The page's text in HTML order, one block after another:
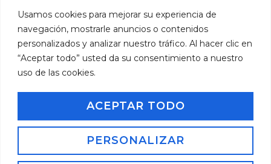
Usamos cookies para mejorar su experiencia de
navegación, mostrarle anuncios o contenidos
personalizados y analizar nuestro tráfico. Al hacer clic en
“Aceptar todo” usted da su consentimiento a nuestro
uso de las cookies.
PERSONALIZAR
ACEPTAR TODO
embargo, los puntos de vista y las opiniones expresadas son
únicamente los del autor o autores y no reflejan necesariamente
los de la Unión Europea o la Comisión Europea. Ni la Unión
Europea ni la Comisión Europea pueden ser consideradas
responsables de las mismas»
Política de PrivacidadPolítica de Cookies
Accesibilidad